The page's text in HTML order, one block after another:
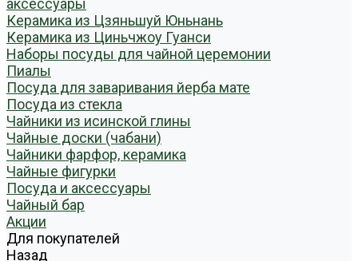
аксессуары
Керамика из Цзяньшуй Юньнань
Керамика из Циньчжоу Гуанси
Наборы посуды для чайной церемонии
Пиалы
Посуда для заваривания йерба мате
Посуда из стекла
Чайники из исинской глины
Чайные доски (чабани)
Чайники фарфор, керамика
Чайные фигурки
Посуда и аксессуары
Чайный бар
Акции
Для покупателей
Назад